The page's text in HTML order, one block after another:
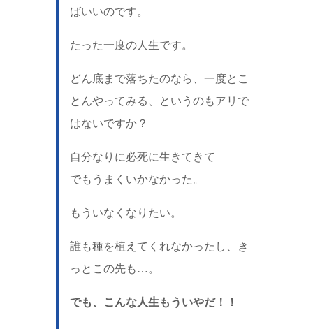
ばいいのです。
たった一度の人生です。
どん底まで落ちたのなら、一度とこ
とんやってみる、というのもアリで
はないですか？
自分なりに必死に生きてきて
でもうまくいかなかった。
もういなくなりたい。
誰も種を植えてくれなかったし、き
っとこの先も…。
でも、こんな人生もういやだ！！